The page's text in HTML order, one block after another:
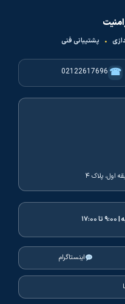
امنیت
• پشتیبانی فنی
☎
02122617696
اول، پلاک ۴
اینستاگرام